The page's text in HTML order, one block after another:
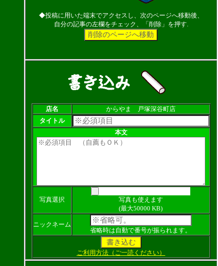
◆投稿に用いた端末でアクセスし、次のページへ移動後、
自分の記事の左欄をチェック、「削除」を押す.
店名
からやま 戸塚深谷町店
タイトル
本文
写真選択
写真も使えます
(最大50000 KB)
ニックネーム
省略時は自動で番号が振られます。
ご利用方法（ご一読ください）